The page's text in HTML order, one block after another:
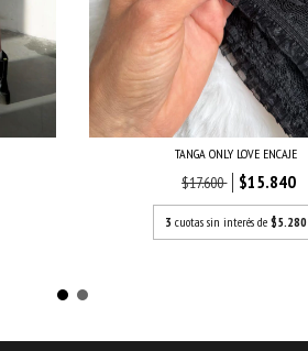
TANGA ONLY LOVE ENCAJE
$17.600 $15.840
3 cuotas sin interés de$5.280